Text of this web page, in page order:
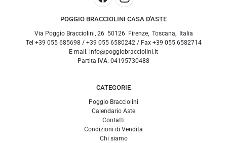
POGGIO BRACCIOLINI CASA D'ASTE
Via Poggio Bracciolini, 26 50126 Firenze, Toscana
Italia
Tel +39 055 685698 / +39 055 6580242 / Fax +39 055 6582714
E-mail: info@poggiobracciolini.it
Partita IVA: 04195730488
CATEGORIE
Poggio Bracciolini
Calendario Aste
Contatti
Condizioni di Vendita
Chi siamo